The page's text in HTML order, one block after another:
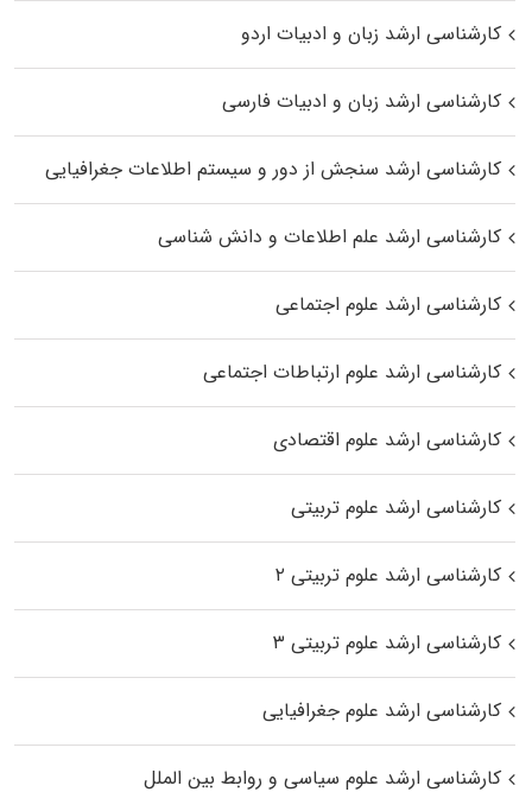
کارشناسی ارشد زبان و ادبیات اردو
کارشناسی ارشد زبان و ادبیات فارسی
کارشناسی ارشد سنجش از دور و سیستم اطلاعات جغرافیایی
کارشناسی ارشد علم اطلاعات و دانش شناسی
کارشناسی ارشد علوم اجتماعی
کارشناسی ارشد علوم ارتباطات اجتماعی
کارشناسی ارشد علوم اقتصادی
کارشناسی ارشد علوم تربیتی
کارشناسی ارشد علوم تربیتی ۲
کارشناسی ارشد علوم تربیتی ۳
کارشناسی ارشد علوم جغرافیایی
کارشناسی ارشد علوم سیاسی و روابط بین الملل